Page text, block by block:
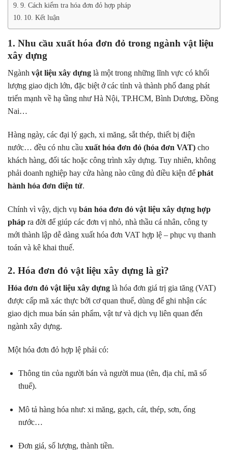
9. Cách kiểm tra hóa đơn đỏ hợp pháp
10. Kết luận
1. Nhu cầu xuất hóa đơn đỏ trong ngành vật liệu
xây dựng
Ngành vật liệu xây dựng là một trong những lĩnh vực có khối
lượng giao dịch lớn, đặc biệt ở các tỉnh và thành phố đang phát
triển mạnh về hạ tầng như Hà Nội, TP.HCM, Bình Dương, Đồng
Nai…
Hàng ngày, các đại lý gạch, xi măng, sắt thép, thiết bị điện
nước… đều có nhu cầu xuất hóa đơn đỏ (hóa đơn VAT) cho
khách hàng, đối tác hoặc công trình xây dựng. Tuy nhiên, không
phải doanh nghiệp hay cửa hàng nào cũng đủ điều kiện để phát
hành hóa đơn điện tử.
Chính vì vậy, dịch vụ bán hóa đơn đỏ vật liệu xây dựng hợp
pháp ra đời để giúp các đơn vị nhỏ, nhà thầu cá nhân, công ty
mới thành lập dễ dàng xuất hóa đơn VAT hợp lệ – phục vụ thanh
toán và kê khai thuế.
2. Hóa đơn đỏ vật liệu xây dựng là gì?
Hóa đơn đỏ vật liệu xây dựng là hóa đơn giá trị gia tăng (VAT)
được cấp mã xác thực bởi cơ quan thuế, dùng để ghi nhận các
giao dịch mua bán sản phẩm, vật tư và dịch vụ liên quan đến
ngành xây dựng.
Một hóa đơn đỏ hợp lệ phải có:
Thông tin của người bán và người mua (tên, địa chỉ, mã số
thuế).
Mô tả hàng hóa như: xi măng, gạch, cát, thép, sơn, ống
nước…
Đơn giá, số lượng, thành tiền.